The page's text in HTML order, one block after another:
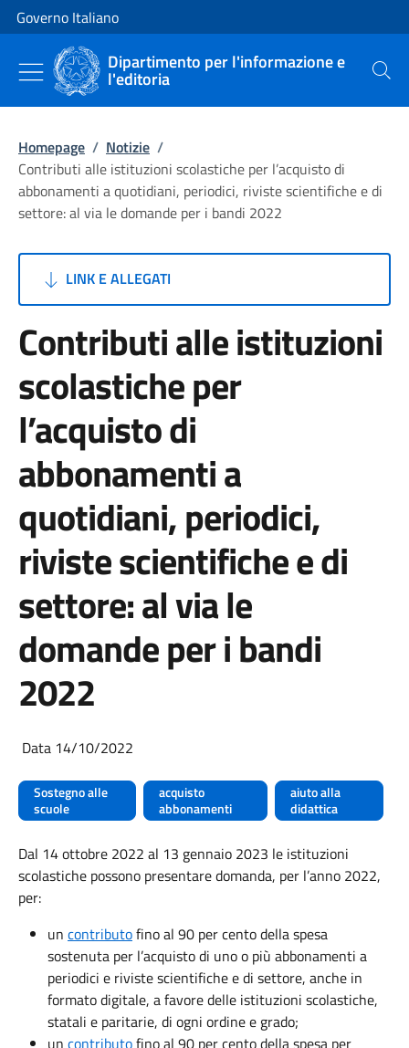
Vai al contenuto
Vai alla navigazione del sito
Governo Italiano
Dipartimento per l'informazione e
l'editoria Cerca
Homepage / Notizie /
Contributi alle istituzioni scolastiche per l’acquisto di
abbonamenti a quotidiani, periodici, riviste scientifiche e di
settore: al via le domande per i bandi 2022
LINK E ALLEGATI
Contributi alle istituzioni
scolastiche per
l’acquisto di
abbonamenti a
quotidiani, periodici,
riviste scientifiche e di
settore: al via le
domande per i bandi
2022
Data 14/10/2022
Sostegno alle
scuole
acquisto
abbonamenti
aiuto alla
didattica
Dal 14 ottobre 2022 al 13 gennaio 2023 le istituzioni
scolastiche possono presentare domanda, per l’anno 2022,
per:
un contributofino al 90 per cento della spesa
sostenuta per l’acquisto di uno o più abbonamenti a
periodici e riviste scientifiche e di settore, anche in
formato digitale, a favore delle istituzioni scolastiche,
statali e paritarie, di ogni ordine e grado;
un contributofino al 90 per cento della spesa per